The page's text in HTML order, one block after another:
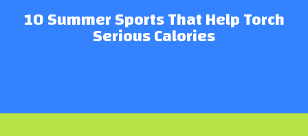
10 Summer Sports That Help Torch
Serious Calories